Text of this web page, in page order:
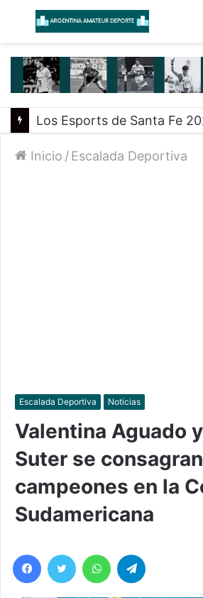
Menú
Inicio /Escalada Deportiva
Escalada Deportiva Noticias
Valentina Aguado
Suter se consagran
campeones en la
Sudamericana
Facebook
Twitter WhatsApp